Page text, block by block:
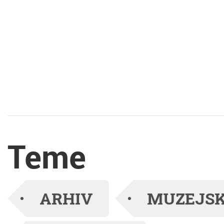
izmed vodij projekta
Blišč in beda
prazgodovinskega
brona: negovska
Teme
ARHIV